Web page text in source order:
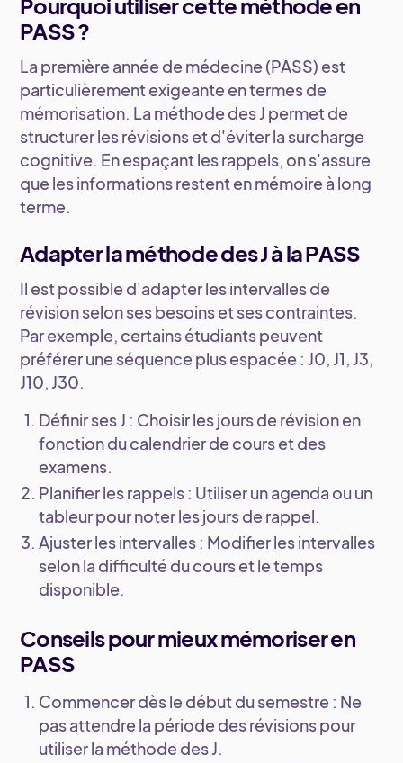
Pourquoi utiliser cette méthode en
PASS ?
La première année de médecine (PASS) est
particulièrement exigeante en termes de
mémorisation. La méthode des J permet de
structurer les révisions et d'éviter la surcharge
cognitive. En espaçant les rappels, on s'assure
que les informations restent en mémoire à long
terme.
Adapter la méthode des J à la PASS
Il est possible d'adapter les intervalles de
révision selon ses besoins et ses contraintes.
Par exemple, certains étudiants peuvent
préférer une séquence plus espacée : J0, J1, J3,
J10, J30.
Définir ses J : Choisir les jours de révision en
fonction du calendrier de cours et des
examens.
Planifier les rappels : Utiliser un agenda ou un
tableur pour noter les jours de rappel.
Ajuster les intervalles : Modifier les intervalles
selon la difficulté du cours et le temps
disponible.
Conseils pour mieux mémoriser en
PASS
Commencer dès le début du semestre : Ne
pas attendre la période des révisions pour
utiliser la méthode des J.